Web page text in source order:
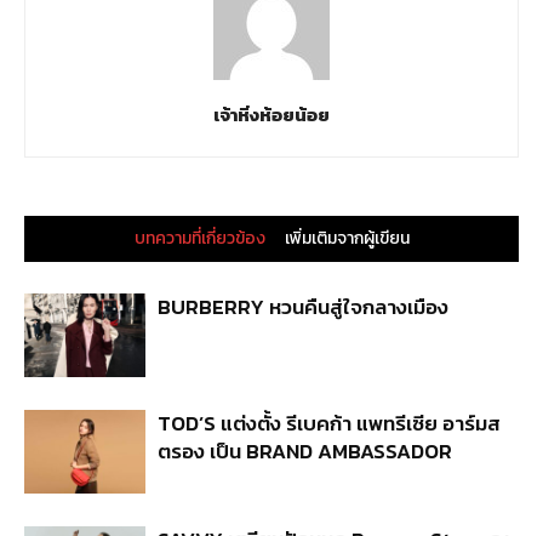
เจ้าหิ่งห้อยน้อย
บทความที่เกี่ยวข้อง เพิ่มเติมจากผู้เขียน
BURBERRY หวนคืนสู่ใจกลางเมือง
TOD’S แต่งตั้ง รีเบคก้า แพทรีเซีย อาร์มส
ตรอง เป็น BRAND AMBASSADOR